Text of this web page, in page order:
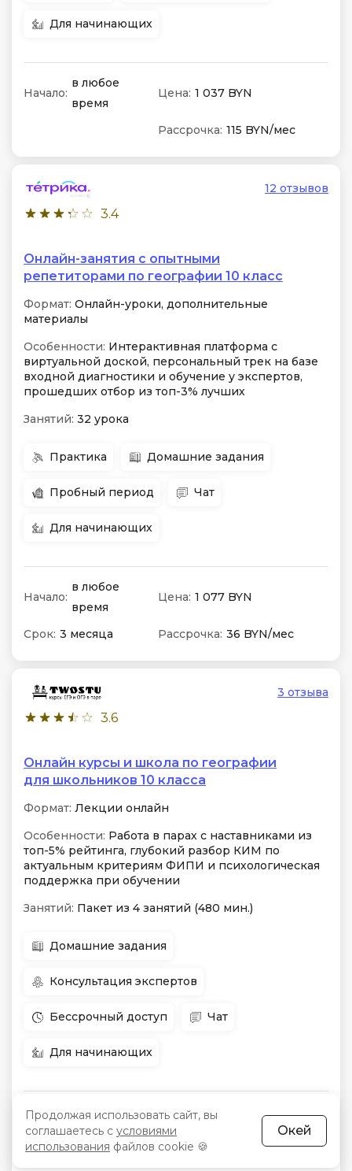
Для начинающих
Начало:
в любое
время
Цена: 1 037 BYN
Рассрочка: 115 BYN/мес
3.4
12 отзывов
Онлайн-занятия с опытными
репетиторами по географии 10 класс
Формат: Онлайн-уроки, дополнительные
материалы
Особенности: Интерактивная платформа с
виртуальной доской, персональный трек на базе
входной диагностики и обучение у экспертов,
прошедших отбор из топ-3% лучших
Занятий: 32 урока
Практика Домашние задания
Пробный период Чат
Для начинающих
Начало:
в любое
время
Цена: 1 077 BYN
Срок: 3 месяца Рассрочка: 36 BYN/мес
3.6
3 отзыва
Онлайн курсы и школа по географии
для школьников 10 класса
Формат: Лекции онлайн
Особенности: Работа в парах с наставниками из
топ-5% рейтинга, глубокий разбор КИМ по
актуальным критериям ФИПИ и психологическая
поддержка при обучении
Занятий: Пакет из 4 занятий (480 мин.)
Домашние задания
Консультация экспертов
Бессрочный доступ Чат
Для начинающих
Начало:
в любое
время
Цена: 349 BYN
Продолжая использовать сайт, вы
соглашаетесь с условиями
использования файлов cookie 🍪
Окей